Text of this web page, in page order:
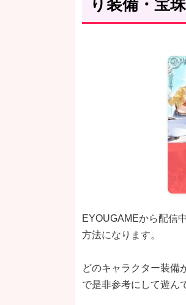
り装備・宝
EYOUGAMEから配信
方法になります。
どのキャラクター装備
で是非参考にして遊ん